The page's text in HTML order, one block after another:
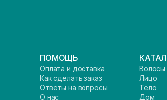
ПОМОЩЬ
Оплата и доставка
Как сделать заказ
Ответы на вопросы
О нас
Волосы
Лицо
Тело
Дом